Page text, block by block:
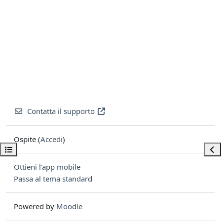
Apri indice del corso
Contatta il supporto
Ospite (Accedi)
Ottieni l'app mobile
Passa al tema standard
Powered by Moodle